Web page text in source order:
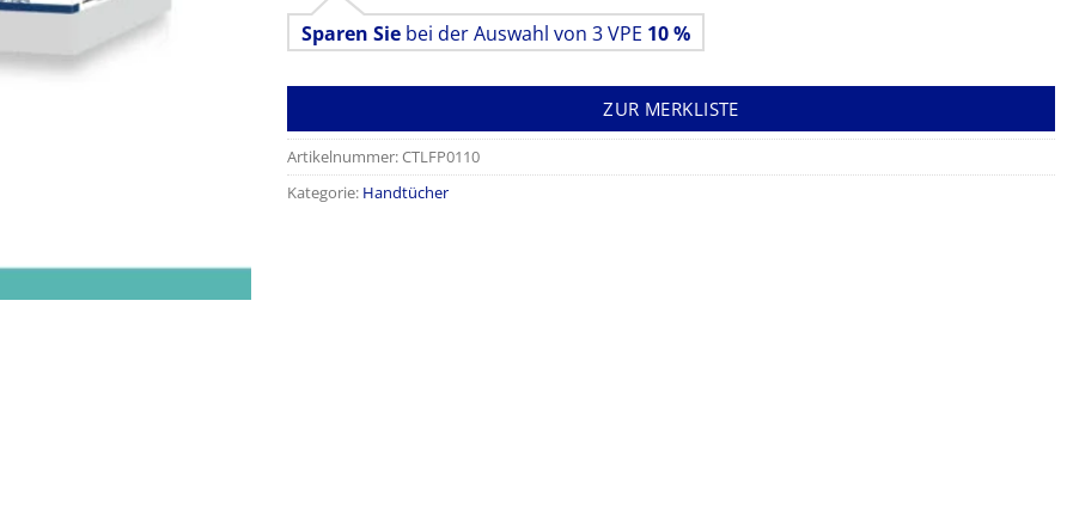
Sparen Sie bei der Auswahl von 3 VPE 10 %
ZUR MERKLISTE
Artikelnummer:CTLFP0110
Kategorie: Handtücher